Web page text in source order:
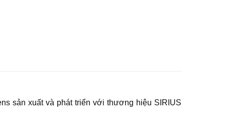
sản xuất và phát triển với thương hiệu SIRIUS